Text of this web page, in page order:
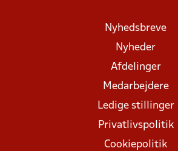
Nyhedsbreve
Nyheder
Afdelinger
Medarbejdere
Ledige stillinger
Privatlivspolitik
Cookiepolitik